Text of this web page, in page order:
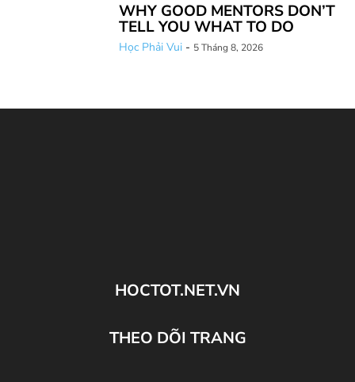
WHY GOOD MENTORS DON’T
TELL YOU WHAT TO DO
Học Phải Vui - 5 Tháng 8, 2026
HOCTOT.NET.VN
THEO DÕI TRANG